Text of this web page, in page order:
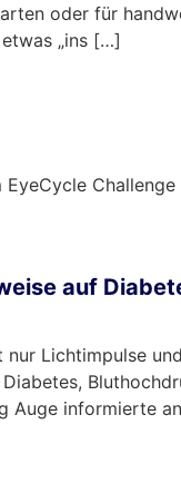
oder für
„ins […]
EyeCycle
auf
Lichtimpulse
informierte